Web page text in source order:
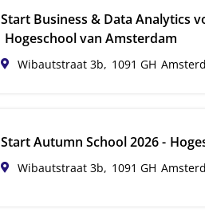
Start Business & Data Analytics
Hogeschool van Amsterdam
Wibautstraat 3b, 1091 GH
Start Autumn School 2026 -
Wibautstraat 3b, 1091 GH